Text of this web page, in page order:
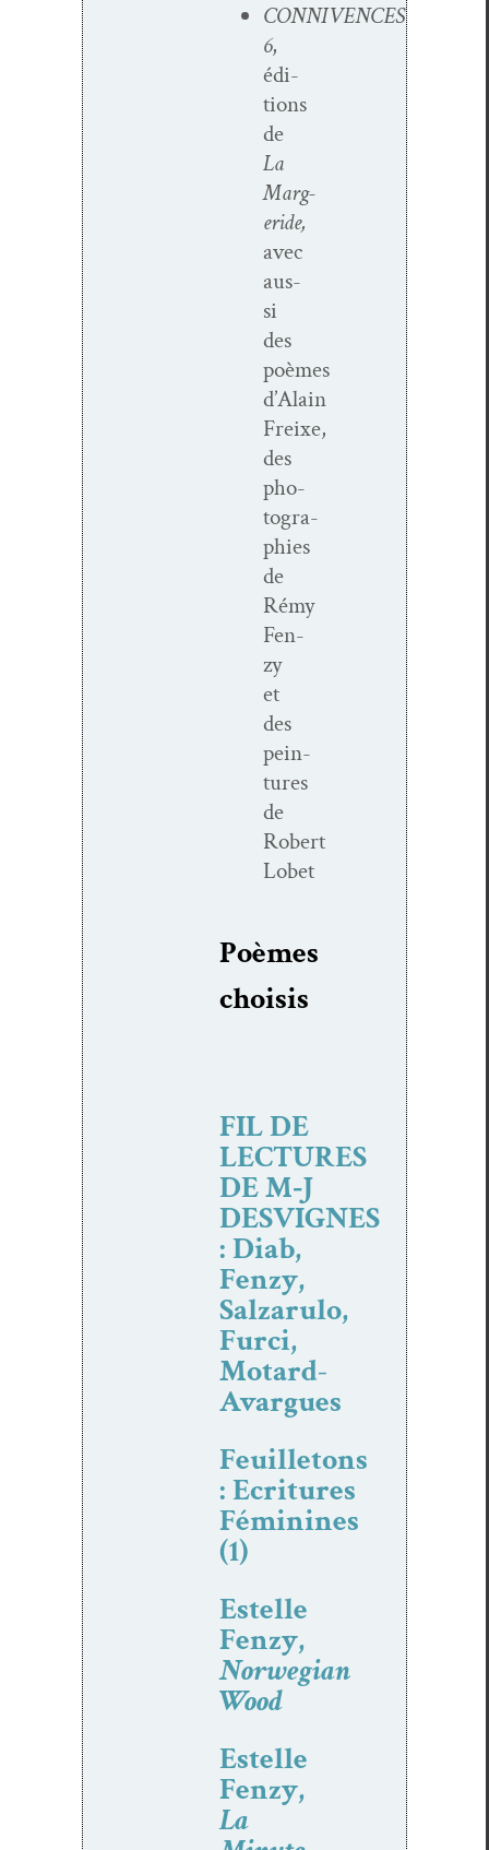
CONNIVENCES
6,
édi­
tions
de
La
Marg­
eride,
avec
aus­
si
des
poèmes
d’Alain
Freixe,
des
pho­
togra­
phies
de
Rémy
Fen­
zy
et
des
pein­
tures
de
Robert
Lobet
Poèmes
choi­sis
FIL DE
LECTURES
DE M‑J
DESVIGNES
: Diab,
Fenzy,
Salzarulo,
Furci,
Motard-
Avargues
Feuilletons
: Ecritures
Féminines
(1)
Estelle
Fenzy,
Norwegian
Wood
Estelle
Fenzy,
La